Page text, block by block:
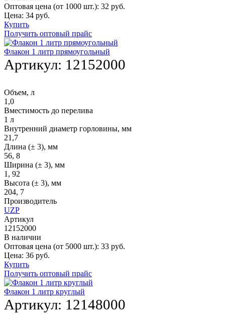
Оптовая цена (от 1000 шт.): 32 руб.
Цена: 34 руб.
Купить
Получить оптовый прайс
Флакон 1 литр прямоугольный
Артикул: 12152000
Объем, л
1,0
Вместимость до перелива
1 л
Внутренний диаметр горловины, мм
21,7
Длина (± 3), мм
56, 8
Ширина (± 3), мм
1, 92
Высота (± 3), мм
204, 7
Производитель
UZP
Артикул
12152000
В наличии
Оптовая цена (от 5000 шт.): 33 руб.
Цена: 36 руб.
Купить
Получить оптовый прайс
Флакон 1 литр круглый
Артикул: 12148000